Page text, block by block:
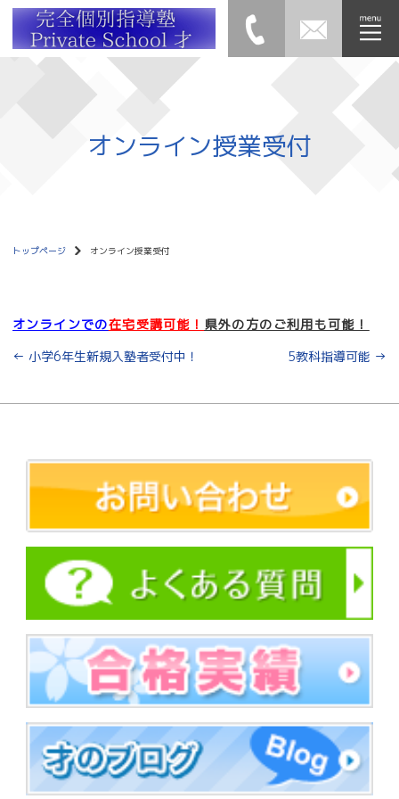
オンライン授業受付
トップページ オンライン授業受付
オンラインでの在宅受講可能！ 県外の方のご利用も可能！
← 小学6年生新規入塾者受付中！ 5教科指導可能 →